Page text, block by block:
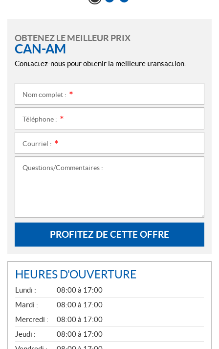
OBTENEZ LE MEILLEUR PRIX
CAN-AM
Contactez-nous pour obtenir la meilleure transaction.
Nom complet :
Téléphone :
Courriel :
Questions/Commentaires :
PROFITEZ DE CETTE OFFRE
HEURES D'OUVERTURE
G
É
N
É
R
A
L
Lundi :
08:00 à 17:00
Mardi :
08:00 à 17:00
Mercredi :
08:00 à 17:00
Jeudi :
08:00 à 17:00